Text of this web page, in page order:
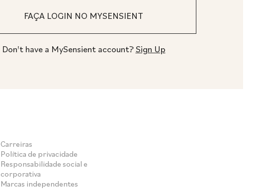
Don't have a MySensient account?Sign Up
Carreiras
Política de privacidade
Responsabilidade social e
corporativa
Marcas independentes